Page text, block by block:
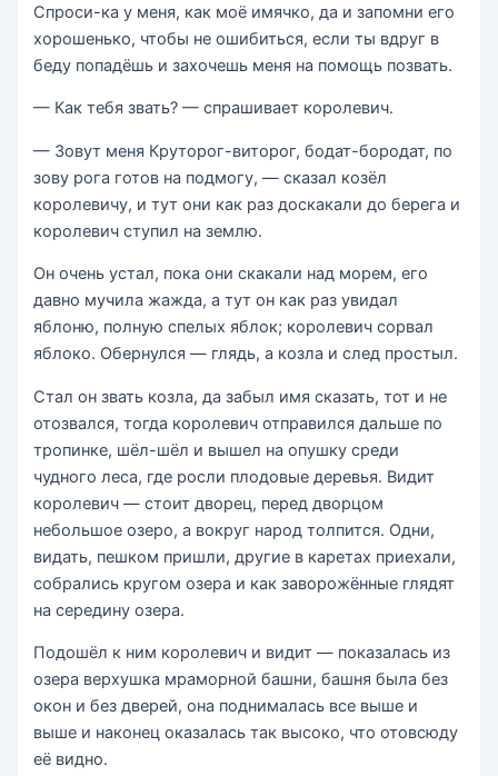
Спроси-ка у меня, как моё имячко, да и запомни его
хорошенько, чтобы не ошибиться, если ты вдруг в
беду попадёшь и захочешь меня на помощь позвать.
— Как тебя звать? — спрашивает королевич.
— Зовут меня Круторог-виторог, бодат-бородат, по
зову рога готов на подмогу, — сказал козёл
королевичу, и тут они как раз доскакали до берега и
королевич ступил на землю.
Он очень устал, пока они скакали над морем, его
давно мучила жажда, а тут он как раз увидал
яблоню, полную спелых яблок; королевич сорвал
яблоко. Обернулся — глядь, а козла и след простыл.
Стал он звать козла, да забыл имя сказать, тот и не
отозвался, тогда королевич отправился дальше по
тропинке, шёл-шёл и вышел на опушку среди
чудного леса, где росли плодовые деревья. Видит
королевич — стоит дворец, перед дворцом
небольшое озеро, а вокруг народ толпится. Одни,
видать, пешком пришли, другие в каретах приехали,
собрались кругом озера и как заворожённые глядят
на середину озера.
Подошёл к ним королевич и видит — показалась из
озера верхушка мраморной башни, башня была без
окон и без дверей, она поднималась все выше и
выше и наконец оказалась так высоко, что отовсюду
её видно.